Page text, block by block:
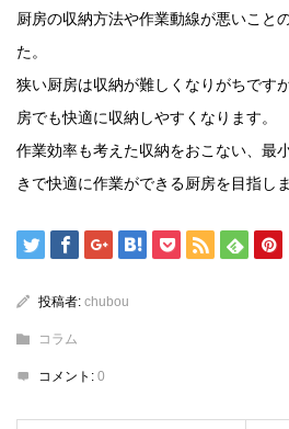
厨房の収納方法や作業動線が悪いこと
た。
狭い厨房は収納が難しくなりがちです
房でも快適に収納しやすくなります。
作業効率も考えた収納をおこない、最
きで快適に作業ができる厨房を目指し
投稿者: chubou
コラム
コメント: 0